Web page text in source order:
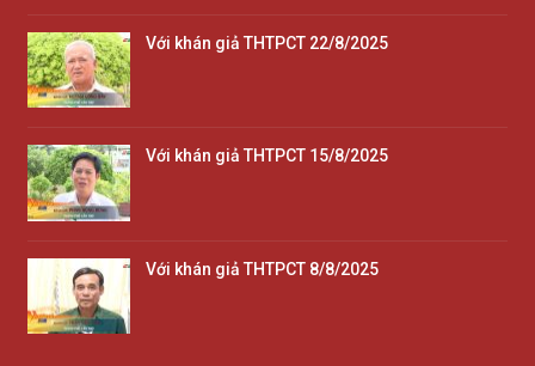
Với khán giả THTPCT 22/8/2025
Với khán giả THTPCT 15/8/2025
Với khán giả THTPCT 8/8/2025